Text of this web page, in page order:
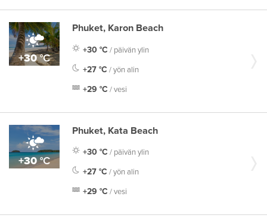
+30°C
Phuket, Karon Beach
+30 °C / päivän ylin
+27 °C / yön alin
+29 °C / vesi
+30°C
Phuket, Kata Beach
+30 °C / päivän ylin
+27 °C / yön alin
+29 °C / vesi